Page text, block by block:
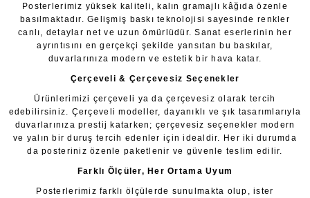
Posterlerimiz yüksek kaliteli, kalın gramajlı kâğıda özenle
basılmaktadır. Gelişmiş baskı teknolojisi sayesinde renkler
canlı, detaylar net ve uzun ömürlüdür. Sanat eserlerinin her
ayrıntısını en gerçekçi şekilde yansıtan bu baskılar,
duvarlarınıza modern ve estetik bir hava katar.
Çerçeveli & Çerçevesiz Seçenekler
Ürünlerimizi çerçeveli ya da çerçevesiz olarak tercih
edebilirsiniz. Çerçeveli modeller, dayanıklı ve şık tasarımlarıyla
duvarlarınıza prestij katarken; çerçevesiz seçenekler modern
ve yalın bir duruş tercih edenler için idealdir. Her iki durumda
da posteriniz özenle paketlenir ve güvenle teslim edilir.
Farklı Ölçüler, Her Ortama Uyum
Posterlerimiz farklı ölçülerde sunulmakta olup, ister